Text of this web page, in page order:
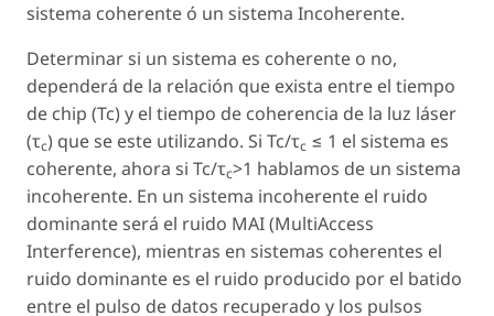
sistema coherente ó un sistema Incoherente.
Determinar si un sistema es coherente o no,
dependerá de la relación que exista entre el tiempo
de chip (Tc) y el tiempo de coherencia de la luz láser
(τc) que se este utilizando. Si Tc/τc ≤ 1 el sistema es
coherente, ahora si Tc/τc>1 hablamos de un sistema
incoherente. En un sistema incoherente el ruido
dominante será el ruido MAI (MultiAccess
Interference), mientras en sistemas coherentes el
ruido dominante es el ruido producido por el batido
entre el pulso de datos recuperado y los pulsos